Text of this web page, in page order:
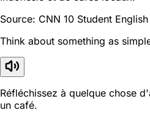
Source: CNN 10 Student
Think about something as
Réfléchissez à quelque chose
un café.